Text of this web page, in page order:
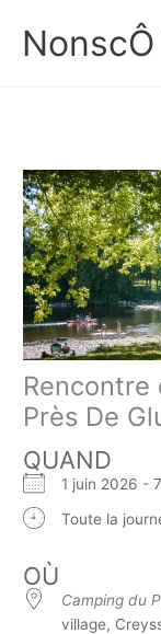
contenu
Près De
QUAND
1 juin 2026 -
Toute la
OÙ
Camping du
village,